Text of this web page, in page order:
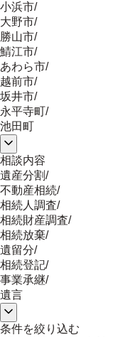
小浜市/
大野市/
勝山市/
鯖江市/
あわら市/
越前市/
坂井市/
永平寺町/
池田町
相談内容
遺産分割/
不動産相続/
相続人調査/
相続財産調査/
相続放棄/
遺留分/
相続登記/
事業承継/
遺言
条件を絞り込む